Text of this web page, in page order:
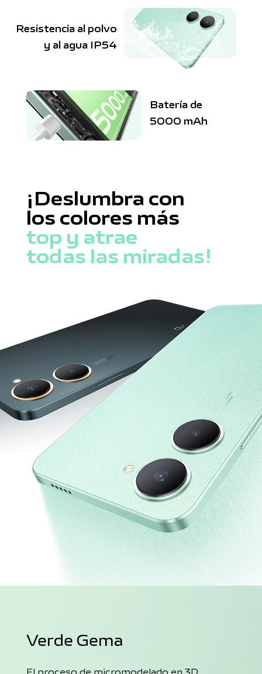
Resistencia al polvo
y al agua IP54
Batería de
5000 mAh
¡Deslumbra con
los colores más
top y atrae
todas las miradas!
Verde Gema